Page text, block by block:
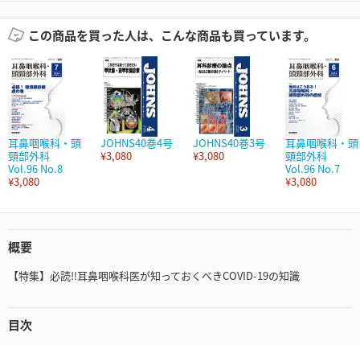
この商品を買った人は、こんな商品も買っています。
耳鼻咽喉科・頭
頸部外科
Vol.96 No.8
¥3,080
JOHNS40巻4号
¥3,080
JOHNS40巻3号
¥3,080
耳鼻咽喉科・頭
頸部外科
Vol.96 No.7
¥3,080
概要
【特集】必読‼耳鼻咽喉科医が知っておくべきCOVID-19の知識
目次